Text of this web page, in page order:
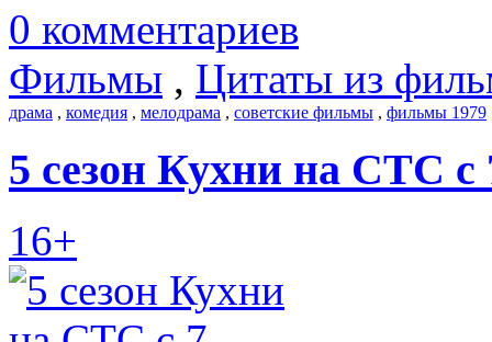
0 комментариев
Фильмы , Цитаты из
драма , комедия , мелодрама , советские фильмы , фильмы 1979
5 сезон Кухни на СТС с
16+